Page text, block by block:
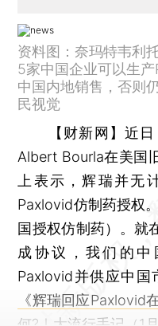
资料图：奈玛特韦利
5家中国企业可以生
中国内地销售，否则
民视觉
【财新网】近
Albert Bourla在美国
上表示，辉瑞并无
Paxlovid仿制药授权
国授权仿制药）。就
成协议，我们的
Paxlovid并供应中国
《辉瑞回应Paxlovid